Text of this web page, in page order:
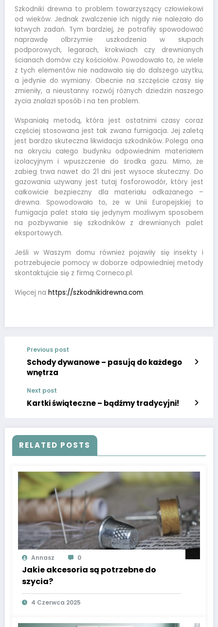
Szkodniki drewna to problem towarzyszący człowiekowi
od wieków. Jednak zwalczenie ich nigdy nie należało do
łatwych zadań. Tym bardziej, że potrafiły spowodować
naprawdę olbrzymie uszkodzenia w słupach
podporowych, legarach, krokwiach czy drewnianych
ścianach domów czy kościołów. Powodowało to, że wiele
z tych elementów nie nadawało się do dalszego użytku,
a jedynie do wymiany. Obecnie na szczęście czasy się
zmieniły, a nieustanny rozwój różnych dziedzin naszego
życia znalazł sposób i na ten problem.
Wspaniałą metodą, która jest ostatnimi czasy coraz
częściej stosowana jest tak zwana fumigacja. Jej zaletą
jest bardzo skuteczna likwidacja szkodników. Polega ona
na okryciu całego budynku odpowiednim materiałem
izolacyjnym i wpuszczenie do środka gazu. Mimo, że
zabieg trwa nawet do 21 dni jest wysoce skuteczny. Do
gazowania używany jest tutaj fosforowodór, który jest
całkowicie bezpieczny dla materiału odkażanego –
drewna. Spowodowało to, że w Unii Europejskiej to
fumigacja palet stała się jedynym możliwym sposobem
na pozbywanie się szkodników z drewnianych palet
eksportowych.
Jeśli w Waszym domu również pojawiły się insekty i
potrzebujecie pomocy w doborze odpowiedniej metody
skontaktujcie się z firmą Corneco.pl.
Więcej na https://szkodnikidrewna.com.
Previous post
Schody dywanowe – pasują do każdego
wnętrza
Next post
Kartki świąteczne – bądźmy tradycyjni!
RELATED POSTS
Annasz 0
Jakie akcesoria są potrzebne do
szycia?
4 Czerwca 2025